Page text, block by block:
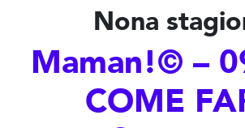
Nona
Maman!© –
COME